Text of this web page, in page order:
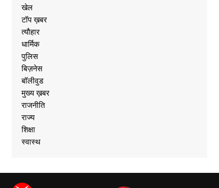
खेल
टॉप ख़बर
त्यौहार
धार्मिक
पुलिस
बिज़नेस
बॉलीवुड
मुख्य ख़बर
राजनीति
राज्य
शिक्षा
स्वास्थ